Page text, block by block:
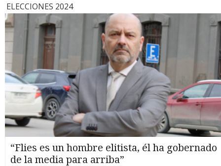
ELECCIONES 2024
“Flies es un hombre elitista, él ha gobernado
de la media para arriba”